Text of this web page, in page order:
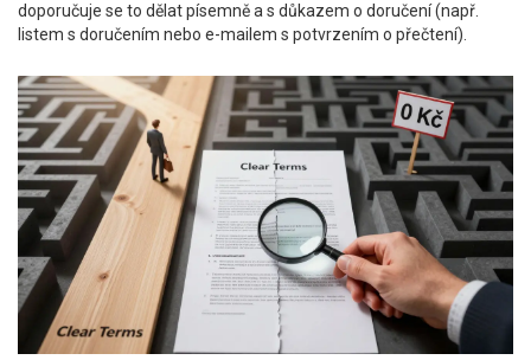
doporučuje se to dělat písemně a s důkazem o doručení (např.
listem s doručením nebo e-mailem s potvrzením o přečtení).